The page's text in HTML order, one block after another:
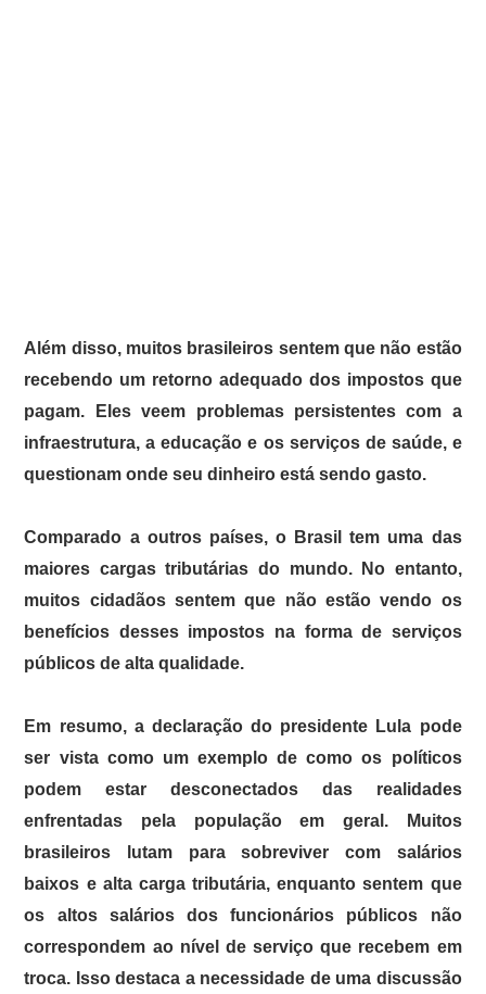
Além disso, muitos brasileiros sentem que não estão
recebendo um retorno adequado dos impostos que
pagam. Eles veem problemas persistentes com a
infraestrutura, a educação e os serviços de saúde, e
questionam onde seu dinheiro está sendo gasto.
Comparado a outros países, o Brasil tem uma das
maiores cargas tributárias do mundo. No entanto,
muitos cidadãos sentem que não estão vendo os
benefícios desses impostos na forma de serviços
públicos de alta qualidade.
Em resumo, a declaração do presidente Lula pode
ser vista como um exemplo de como os políticos
podem estar desconectados das realidades
enfrentadas pela população em geral. Muitos
brasileiros lutam para sobreviver com salários
baixos e alta carga tributária, enquanto sentem que
os altos salários dos funcionários públicos não
correspondem ao nível de serviço que recebem em
troca. Isso destaca a necessidade de uma discussão